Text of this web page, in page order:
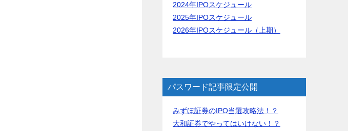
2024年IPOスケジュール
2025年IPOスケジュール
2026年IPOスケジュール（上期）
パスワード記事限定公開
みずほ証券のIPO当選攻略法！？
大和証券でやってはいけない！？